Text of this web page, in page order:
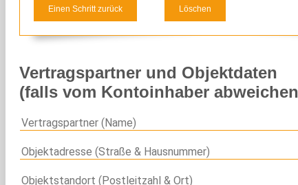
Einen Schritt zurück Löschen
Vertragspartner und Objektdaten
(falls vom Kontoinhaber